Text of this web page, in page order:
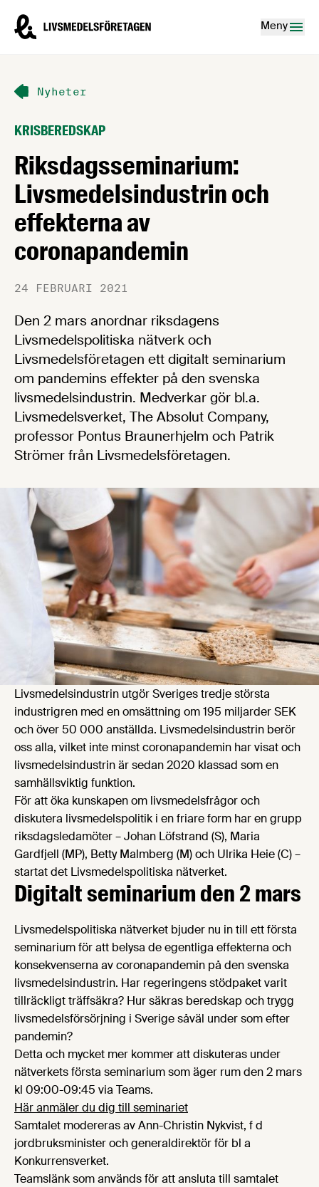
Livsmedelsföretagen – till startsidan
Meny
Nyheter
KRISBEREDSKAP
Riksdagsseminarium:
Livsmedelsindustrin och
effekterna av
coronapandemin
24 FEBRUARI 2021
Den 2 mars anordnar riksdagens
Livsmedelspolitiska nätverk och
Livsmedelsföretagen ett digitalt seminarium
om pandemins effekter på den svenska
livsmedelsindustrin. Medverkar gör bl.a.
Livsmedelsverket, The Absolut Company,
professor Pontus Braunerhjelm och Patrik
Strömer från Livsmedelsföretagen.
Livsmedelsindustrin utgör Sveriges tredje största
industrigren med en omsättning om 195 miljarder SEK
och över 50 000 anställda. Livsmedelsindustrin berör
oss alla, vilket inte minst coronapandemin har visat och
livsmedelsindustrin är sedan 2020 klassad som en
samhällsviktig funktion.
För att öka kunskapen om livsmedelsfrågor och
diskutera livsmedelspolitik i en friare form haren grupp
riksdagsledamöter –Johan Löfstrand (S), Maria
Gardfjell (MP), Betty Malmberg (M) och Ulrika Heie (C) –
startat det Livsmedelspolitiska nätverket.
Digitalt seminarium den 2 mars
Livsmedelspolitiska nätverket bjuder nu in till ett första
seminarium för att belysa de egentliga effekterna och
konsekvenserna av coronapandemin på den svenska
livsmedelsindustrin. Har regeringens stödpaket varit
tillräckligt träffsäkra? Hur säkras beredskap och trygg
livsmedelsförsörjning i Sverige såväl under som efter
pandemin?
Detta och mycket mer kommer att diskuteras under
nätverkets första seminarium som äger rum den 2 mars
kl 09:00-09:45 via Teams.
Här anmäler du dig till seminariet
Samtalet modereras av Ann-Christin Nykvist, f d
jordbruksminister och generaldirektör för bl a
Konkurrensverket.
Teamslänk som används för att ansluta till samtalet